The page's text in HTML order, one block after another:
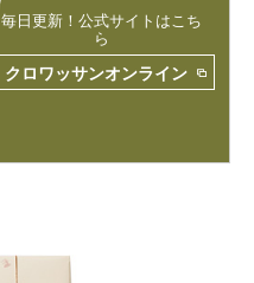
毎日更新！公式サイトはこち
ら
クロワッサンオンライン